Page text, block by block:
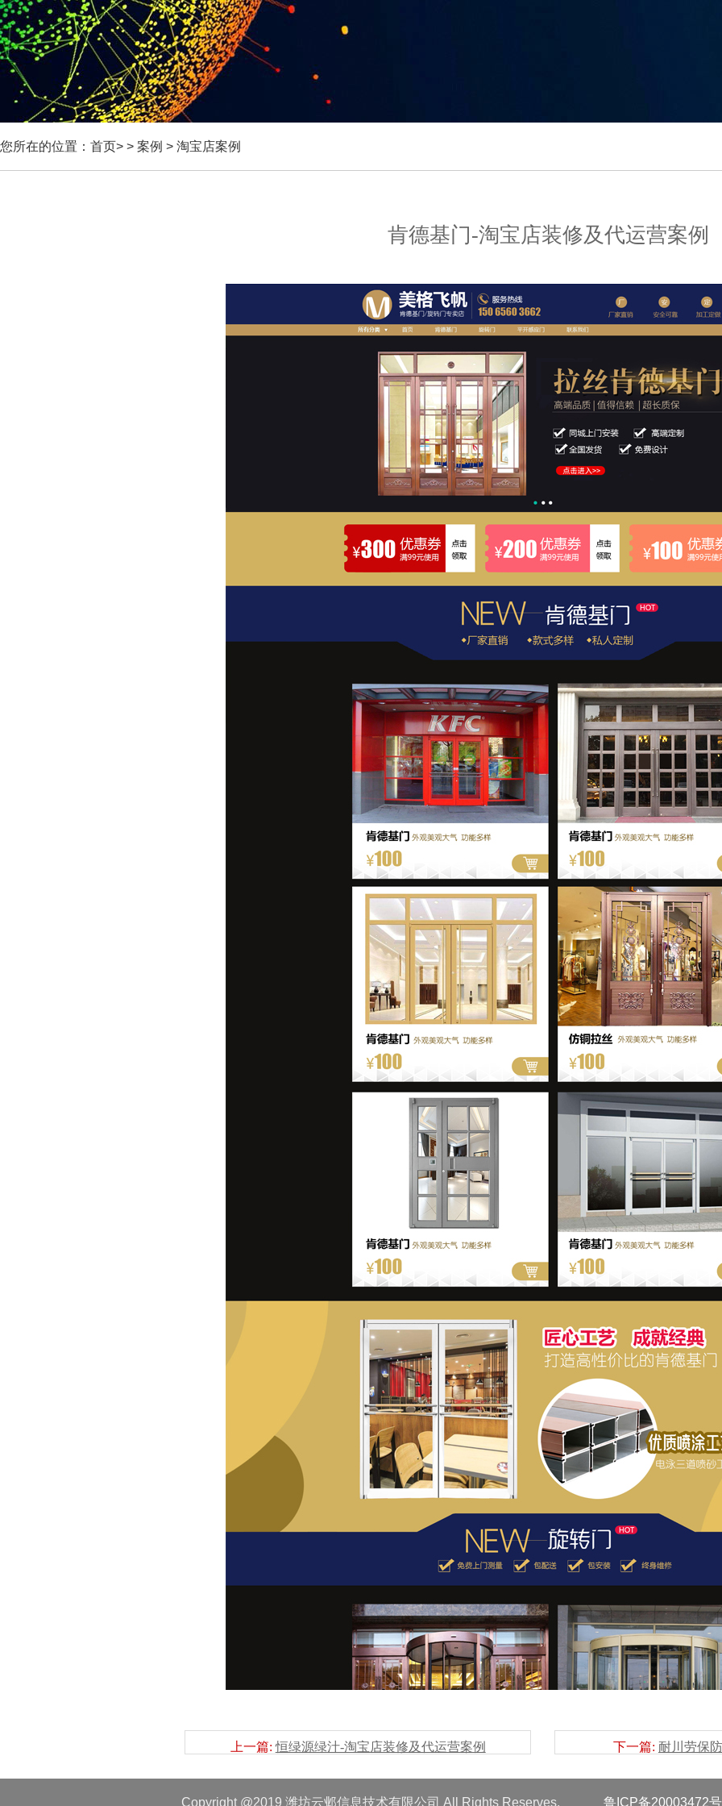
您所在的位置： 首页> > 案例 > 淘宝店案例
肯德基门-淘宝店装修及代运营案例
上一篇:恒绿源绿汁-淘宝店装修及代运营案例 下一篇: 耐川劳保
Copyright @2019 潍坊云邺信息技术有限公司 All Rights Reserves. 鲁ICP备20003472